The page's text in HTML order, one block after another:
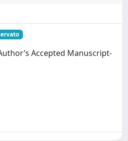
Accepted Manuscript-